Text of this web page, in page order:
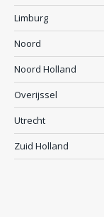
Limburg
Noord
Noord Holland
Overijssel
Utrecht
Zuid Holland